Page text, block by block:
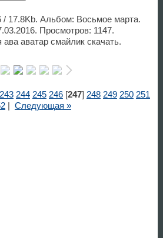
/ 17.8Kb. Альбом: Восьмое марта.
Просмотров: 1147.
аватар смайлик скачать.
243 244 245 246[247] 248 249 250 251
| Следующая »